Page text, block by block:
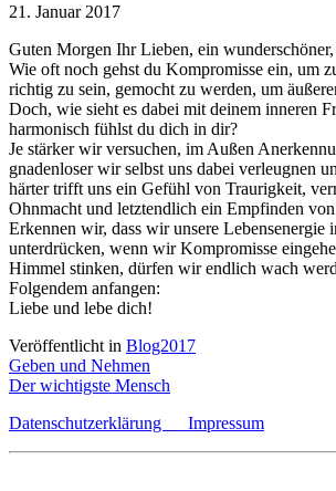
21. Januar 2017
Guten Morgen Ihr Lieben, ein
Wie oft noch gehst du Kompromisse ein, um
richtig zu sein, gemocht zu werden, um
Doch, wie sieht es dabei mit deinem inneren
harmonisch fühlst du dich in dir?
Je stärker wir versuchen, im Außen
gnadenloser wir selbst uns dabei verleugnen
härter trifft uns ein Gefühl von Traurigkeit,
Ohnmacht und letztendlich ein Empfinden
Erkennen wir, dass wir unsere Lebensenergie
unterdrücken, wenn wir Kompromisse
Himmel stinken, dürfen wir endlich wach
Folgendem anfangen:
Liebe und lebe dich!
Veröffentlicht in Blog2017
Beitragsnavigation
Geben und Nehmen
Der wichtigste Mensch
Datenschutzerklärung Impressum